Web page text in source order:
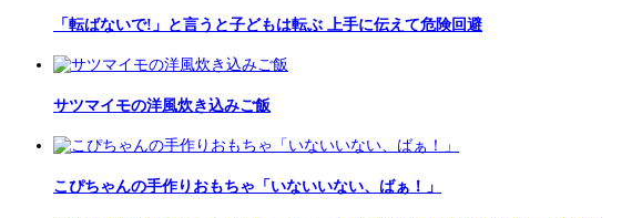
「転ばないで!」と言うと子どもは転ぶ 上手に伝えて危険回避
サツマイモの洋風炊き込みご飯
こぴちゃんの手作りおもちゃ「いないいない、ばぁ！」